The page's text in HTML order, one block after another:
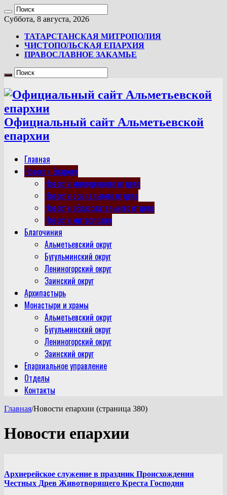
Суббота, 8 августа, 2026
ТАТАРСТАНСКАЯ МИТРОПОЛИЯ
ЧИСТОПОЛЬСКАЯ ЕПАРХИЯ
ПРАВОСЛАВНОЕ ЗАКАМЬЕ
Официальный сайт Альметьевской
епархии
Главная
Новости Епархии
Новости молодежного отдела
Новости социального отдела
Новости образовательного отдела
Новости митрополии
Благочиния
Альметьевский округ
Бугульминский округ
Лениногорский округ
Заинский округ
Архипастырь
Монастыри и храмы
Альметьевский округ
Бугульминский округ
Лениногорский округ
Заинский округ
Епархиальное управление
Отделы
Контакты
Главная/Новости епархии (страница 380)
Новости епархии
Архиерейское служение в праздник Происхождения
Честных Древ Животворящего Креста Господня